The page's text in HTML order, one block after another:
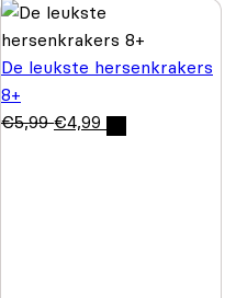
De leukste hersenkrakers
8+
€5,99 €4,99